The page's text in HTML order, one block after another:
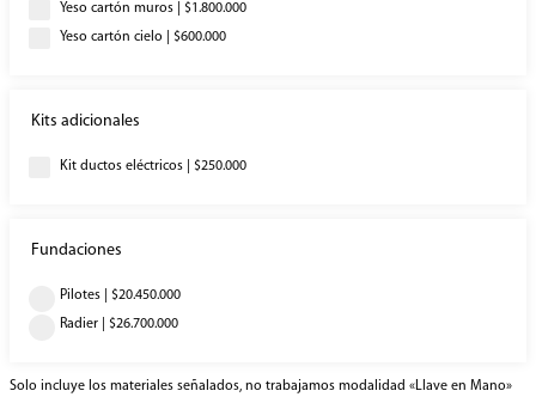
Yeso cartón muros | $1.800.000
Yeso cartón cielo | $600.000
Kits adicionales
Kit ductos eléctricos | $250.000
Fundaciones
Pilotes | $20.450.000
Radier | $26.700.000
Solo incluye los materiales señalados, no trabajamos modalidad «Llave en Mano»